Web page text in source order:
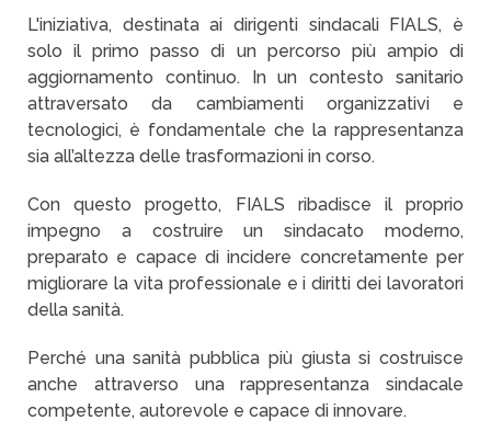
L'iniziativa, destinata ai dirigenti sindacali FIALS, è
solo il primo passo di un percorso più ampio di
aggiornamento continuo. In un contesto sanitario
attraversato da cambiamenti organizzativi e
tecnologici, è fondamentale che la rappresentanza
sia all’altezza delle trasformazioni in corso.
Con questo progetto, FIALS ribadisce il proprio
impegno a costruire un sindacato moderno,
preparato e capace di incidere concretamente per
migliorare la vita professionale e i diritti dei lavoratori
della sanità.
Perché una sanità pubblica più giusta si costruisce
anche attraverso una rappresentanza sindacale
competente, autorevole e capace di innovare.